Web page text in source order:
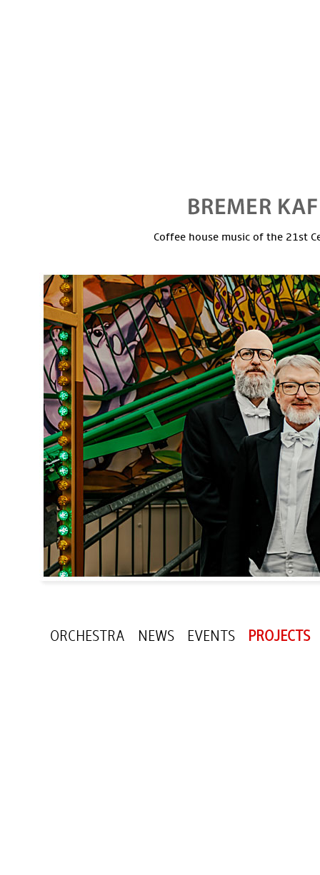
Coffee house music of the 21st
ORCHESTRA NEWS EVENTS PROJECTS